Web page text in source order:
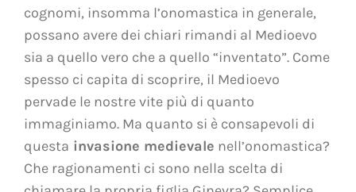
cognomi, insomma l’onomastica in generale,
possano avere dei chiari rimandi al Medioevo
sia a quello vero che a quello “inventato”. Come
spesso ci capita di scoprire, il Medioevo
pervade le nostre vite più di quanto
immaginiamo. Ma quanto si è consapevoli di
questa invasione medievale nell’onomastica?
Che ragionamenti ci sono nella scelta di